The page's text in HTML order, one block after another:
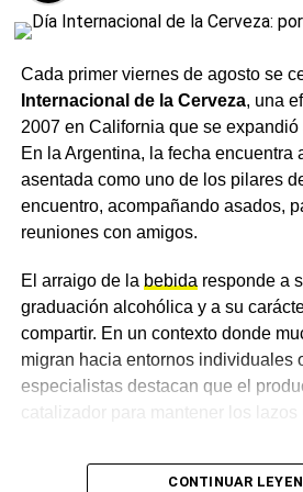
gratuitos de marketing y
NOTICIAS
52 años de la maniobra de
que revolucionó los primeros
cualquier persona puede
Elhospital
familias que participaron,
único e irremplazable. Desde la
que la leche materna no solo
fortalece el vínculo entre mamá y
beneficios para todo el binomio,
El hospital invitó a seguir sumando
es una responsabilidad de toda la
Másnoticias de Charataen
Cada primer viernes de agosto se
Internacional de la Cerveza, una
2007 en California que se
En la Argentina, la fecha encuentra
asentada como uno de los pilares
encuentro, acompañando asados,
reuniones con amigos.
El arraigo de la bebida responde a
graduación alcohólica y a su
compartir. En un contexto donde
migran hacia entornos individuales
especialistas destacan que el
catalizador para mantener los lazos
Cambios en las
CONTINUAR